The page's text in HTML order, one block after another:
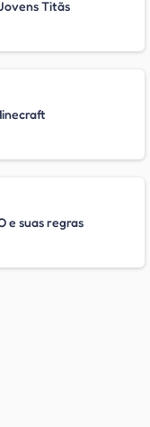
Titãs
e suas regras